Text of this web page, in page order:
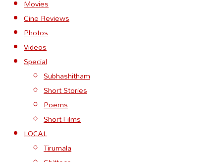
Movies
Cine Reviews
Photos
Videos
Special
Subhashitham
Short Stories
Poems
Short Films
LOCAL
Tirumala